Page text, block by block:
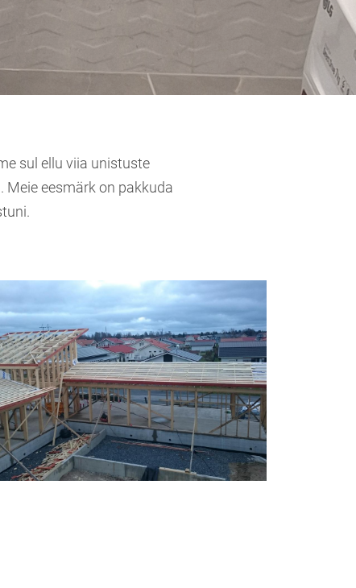
sul ellu viia unistuste
Meie eesmärk on pakkuda